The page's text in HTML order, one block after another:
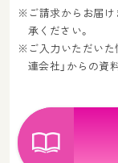
※ご請求からお届け
承ください。
※ご入力いただいた
連会社」からの資